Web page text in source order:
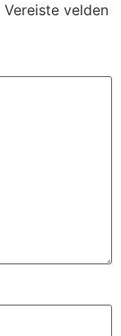
Vereiste velden